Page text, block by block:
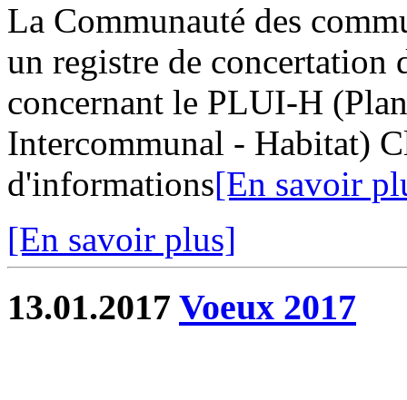
La Communauté des
un registre de
concernant le PLUI-H
Intercommunal - Habitat)
d'informations[En savoir
[En savoir plus]
13.01.2017 Voeux 2017